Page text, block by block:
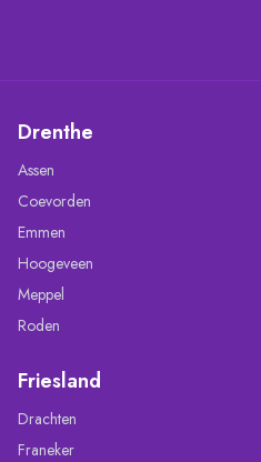
Drenthe
Assen
Coevorden
Emmen
Hoogeveen
Meppel
Roden
Friesland
Drachten
Franeker